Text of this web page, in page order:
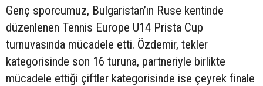
Genç sporcumuz, Bulgaristan’ın Ruse kentinde
düzenlenen Tennis Europe U14 Prista Cup
turnuvasında mücadele etti. Özdemir, tekler
kategorisinde son 16 turuna, partneriyle birlikte
mücadele ettiği çiftler kategorisinde ise çeyrek finale